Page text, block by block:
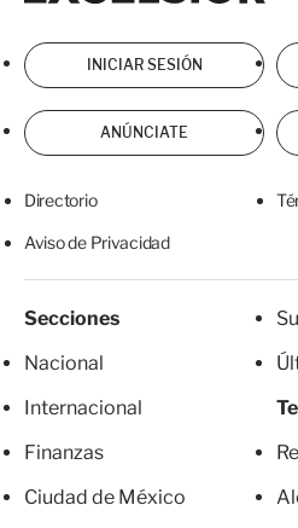
INICIAR SESIÓN
ANÚNCIATE
Directorio
Aviso de Privacidad
Secciones
Nacional
Internacional
Finanzas
Ciudad de México